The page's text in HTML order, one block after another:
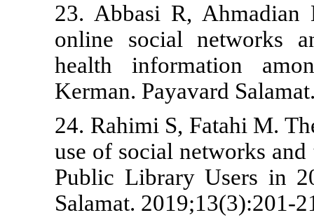
23. Abbasi
online
health
Kerman.
24. Rahimi
use of social
Public
Salamat.